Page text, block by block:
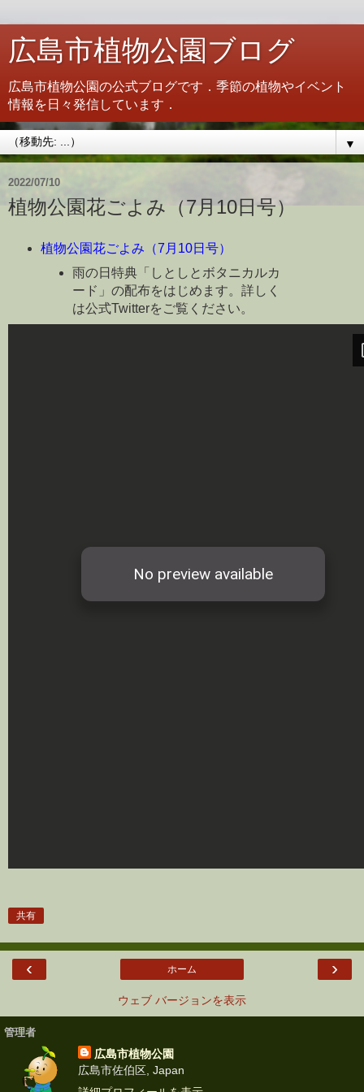
広島市植物公園ブログ
広島市植物公園の公式ブログです．季節の植物やイベント
情報を日々発信しています．
▼
2022/07/10
植物公園花ごよみ（7月10日号）
植物公園花ごよみ（7月10日号）
雨の日特典「しとしとボタニカルカ
ード」の配布をはじめます。詳しく
は公式Twitterをご覧ください。
共有
‹ ›
ホーム
ウェブ バージョンを表示
管理者
広島市植物公園
広島市佐伯区, Japan